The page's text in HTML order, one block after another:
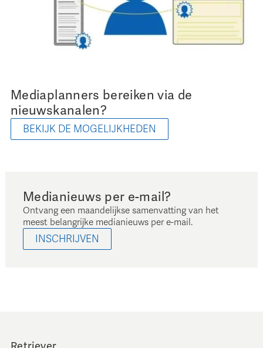
Mediaplanners bereiken via de
nieuwskanalen?
BEKIJK DE MOGELIJKHEDEN
Medianieuws per e-mail?
Ontvang een maandelijkse samenvatting van het
meest belangrijke medianieuws per e-mail.
INSCHRIJVEN